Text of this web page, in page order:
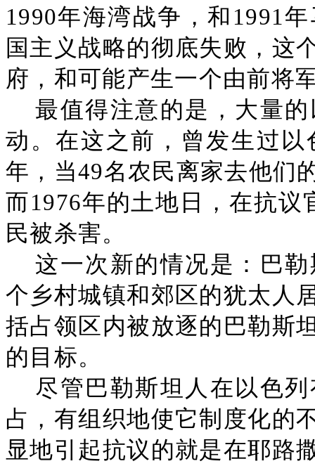
1990年海湾战争，和1991
国主义战略的彻底失败，这
府，和可能产生一个由前将
最值得注意的是，大量
动。在这之前，曾发生过
年，当49名农民离家去他们
而1976年的土地日，在抗
民被杀害。
这一次新的情况是：巴
个乡村城镇和郊区的犹太人
括占领区内被放逐的巴勒斯
的目标。
尽管巴勒斯坦人在以色
占，有组织地使它制度化的
显地引起抗议的就是在耶路